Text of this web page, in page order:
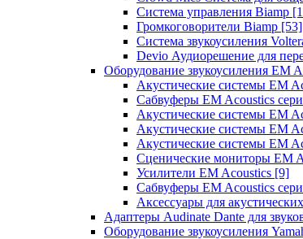
Система управления Biamp
Громкоговорители Biamp [53]
Система звукоусиления
Devio Аудиорешение для
Оборудование звукоусиления EM
Акустические системы EM
Сабвуферы EM Acoustics
Акустические системы EM
Акустические системы EM
Акустические системы EM
Сценические мониторы EM
Усилители EM Acoustics [9]
Сабвуферы EM Acoustics
Аксессуары для
Адаптеры Audinate Dante для
Оборудование звукоусиления